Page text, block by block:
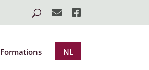
Formations NL